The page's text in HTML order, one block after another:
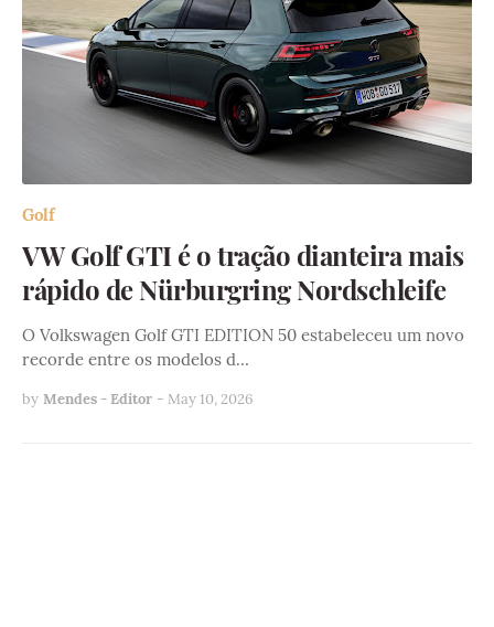
Golf
VW Golf GTI é o tração dianteira mais
rápido de Nürburgring Nordschleife
O Volkswagen Golf GTI EDITION 50 estabeleceu um novo
recorde entre os modelos d…
by Mendes - Editor - May 10, 2026